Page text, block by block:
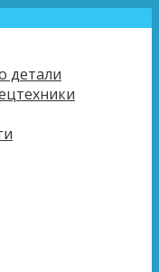
детали